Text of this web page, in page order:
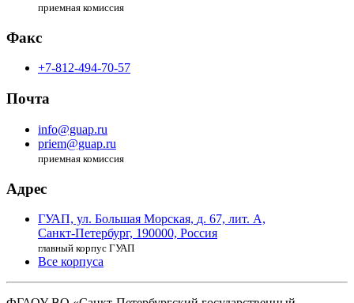
приемная комиссия
Факс
+7-812-494-70-57
Почта
info@guap.ru
priem@guap.ru
приемная комиссия
Адрес
ГУАП, ул. Большая Морская, д. 67, лит. А,
Санкт-Петербург, 190000, Россия
главный корпус ГУАП
Все корпуса